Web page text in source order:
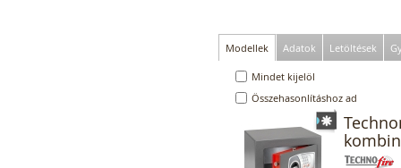
Modellek Adatok Letöltések
Mindet kijelöl
Összehasonlításhoz ad